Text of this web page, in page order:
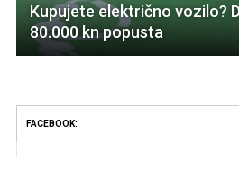
Kupujete električno vozilo?
80.000 kn popusta
FACEBOOK: